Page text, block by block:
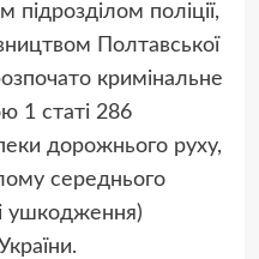
поліції,
Полтавської
кримінальне
1 статі 286
дорожнього руху,
середнього
ушкодження)